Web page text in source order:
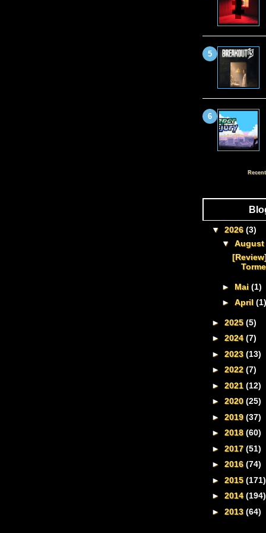
▼ 2026(3)
▼ August
► Mai (1)
► April (1)
► 2025(5)
► 2024(7)
► 2023(13)
► 2022 (7)
► 2021 (12)
► 2020(25)
► 2019(37)
► 2018(60)
► 2017(51)
► 2016(74)
► 2015(171)
► 2014(194)
► 2013(64)